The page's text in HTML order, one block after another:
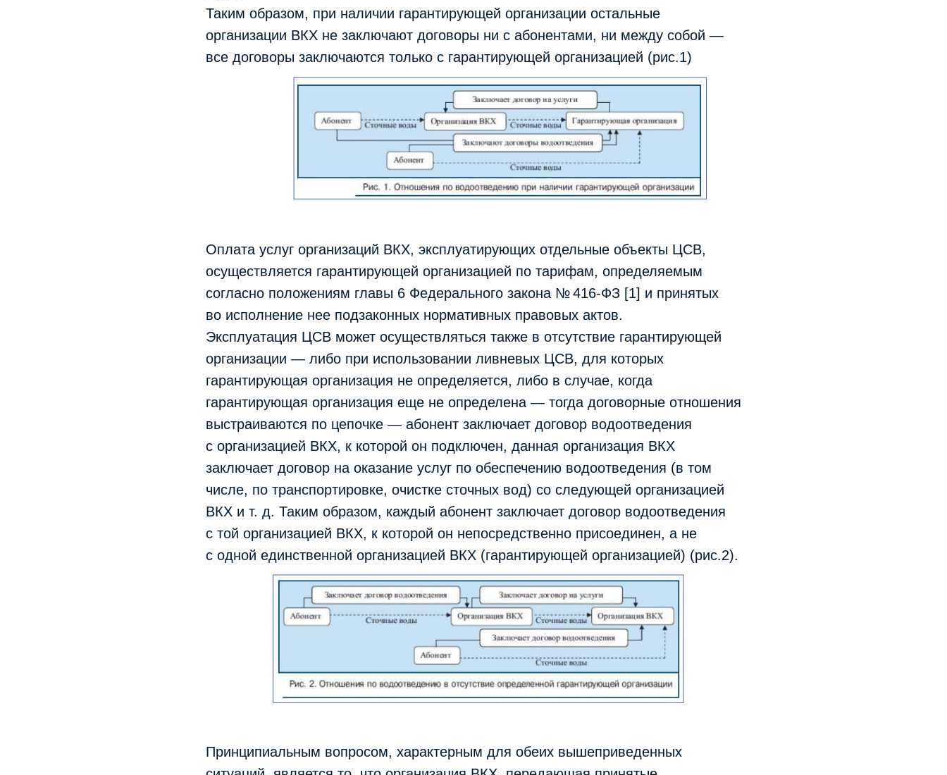
Таким образом, при наличии гарантирующей организации остальные
организации ВКХ не заключают договоры ни с абонентами, ни между собой —
все договоры заключаются только с гарантирующей организацией (рис.1)
Оплата услуг организаций ВКХ, эксплуатирующих отдельные объекты ЦСВ,
осуществляется гарантирующей организацией по тарифам, определяемым
согласно положениям главы 6 Федерального закона № 416-ФЗ [1] и принятых
во исполнение нее подзаконных нормативных правовых актов.
Эксплуатация ЦСВ может осуществляться также в отсутствие гарантирующей
организации — либо при использовании ливневых ЦСВ, для которых
гарантирующая организация не определяется, либо в случае, когда
гарантирующая организация еще не определена — тогда договорные отношения
выстраиваются по цепочке — абонент заключает договор водоотведения
с организацией ВКХ, к которой он подключен, данная организация ВКХ
заключает договор на оказание услуг по обеспечению водоотведения (в том
числе, по транспортировке, очистке сточных вод) со следующей организацией
ВКХ и т. д. Таким образом, каждый абонент заключает договор водоотведения
с той организацией ВКХ, к которой он непосредственно присоединен, а не
с одной единственной организацией ВКХ (гарантирующей организацией) (рис.2).
Принципиальным вопросом, характерным для обеих вышеприведенных